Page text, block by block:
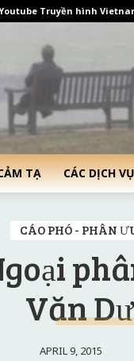
Truyền hình
TẠ CÁC DỊCH
CÁO PHÓ - PHÂN
Văn
APRIL 9, 2015